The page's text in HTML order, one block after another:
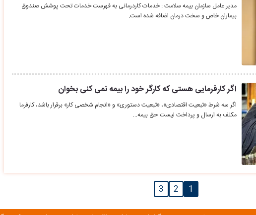
مدیر عامل سازمان بیمه سلامت : خدمات کاردرمانی به فهرست خدمات تحت پوشش صندوق
بیماران خاص و سخت درمان اضافه شده است.
اگر کارفرمایی هستی که کارگر خود را بیمه نمی کنی بخوان
اگر سه شرط «تبعیت اقتصادی»، «تبعیت دستوری» و «انجام شخصی کار» برقرار باشد، کارفرما
مکلف به ارسال و پرداخت لیست حق بیمه…
1
2
3